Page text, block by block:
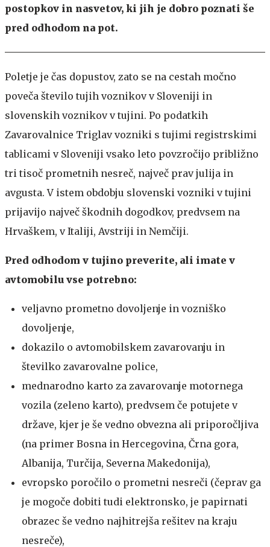
postopkov in nasvetov, ki jih je dobro poznati še
pred odhodom na pot.
Poletje je čas dopustov, zato se na cestah močno
poveča število tujih voznikov v Sloveniji in
slovenskih voznikov v tujini. Po podatkih
Zavarovalnice Triglav vozniki s tujimi registrskimi
tablicami v Sloveniji vsako leto povzročijo približno
tri tisoč prometnih nesreč, največ prav julija in
avgusta. V istem obdobju slovenski vozniki v tujini
prijavijo največ škodnih dogodkov, predvsem na
Hrvaškem, v Italiji, Avstriji in Nemčiji.
Pred odhodom v tujino preverite, ali imate v
avtomobilu vse potrebno:
veljavno prometno dovoljenje in vozniško
dovoljenje,
dokazilo o avtomobilskem zavarovanju in
številko zavarovalne police,
mednarodno karto za zavarovanje motornega
vozila (zeleno karto), predvsem če potujete v
države, kjer je še vedno obvezna ali priporočljiva
(na primer Bosna in Hercegovina, Črna gora,
Albanija, Turčija, Severna Makedonija),
evropsko poročilo o prometni nesreči (čeprav ga
je mogoče dobiti tudi elektronsko, je papirnati
obrazec še vedno najhitrejša rešitev na kraju
nesreče),